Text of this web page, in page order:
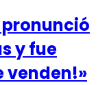
y fue
venden!»